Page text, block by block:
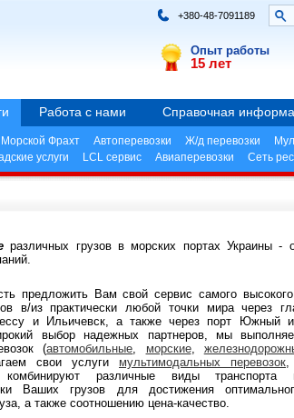
+380-48-7091189
Опыт работы
15 лет
Работа с нами Справочная
Морской Фрахт Автоперевозки Ж/д перевозки
услуги LCL сервис Авиаперевозки Сеть
различных грузов в морских портах Украины -
предложить Вам свой сервис самого высокого
в/из практически любой точки мира через
и Ильичевск, а также через порт Южный
выбор надежных партнеров, мы
(автомобильные, морские,
свои услуги мультимодальных перевозок,
комбинируют различные виды транспорта
Ваших грузов для достижения
а также соотношению цена-качество.